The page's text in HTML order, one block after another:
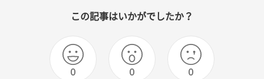
この記事はいかがでしたか？
0 0 0